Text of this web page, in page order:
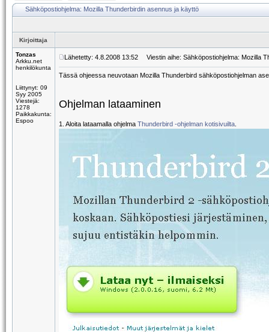
Sähköpostiohjelma: Mozilla Thunderbirdin asennus ja käyttö
Kirjoittaja
Tonzas
Arkku.net
henkilökunta
Liittynyt: 09
Syy 2005
Viestejä:
1278
Paikkakunta:
Espoo
Lähetetty: 4.8.2008 13:52 Viestin aihe: Sähköpostiohjelma: Mozilla
Tässä ohjeessa neuvotaan Mozilla Thunderbird sähköpostiohjelman
Ohjelman lataaminen
1. Aloita lataamalla ohjelma Thunderbird -ohjelman kotisivuilta